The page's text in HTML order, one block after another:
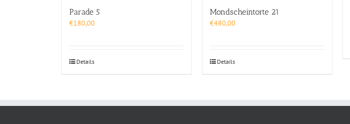
Parade 5
€180,00
Details
Mondscheintorte 21
€480,00
Details